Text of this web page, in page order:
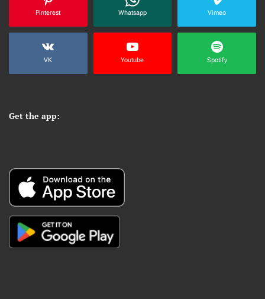
Pinterest Whatsapp Vimeo
VK Youtube Spotify
Get the app: